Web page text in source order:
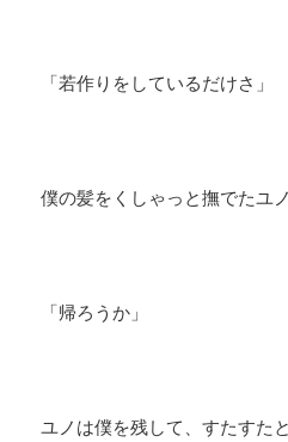
「若作りをしているだけさ」
僕の髪をくしゃっと撫でたユ
「帰ろうか」
ユノは僕を残して、すたすた